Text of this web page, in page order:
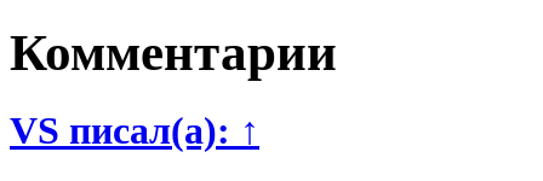
Комментарии
VS писал(а): ↑